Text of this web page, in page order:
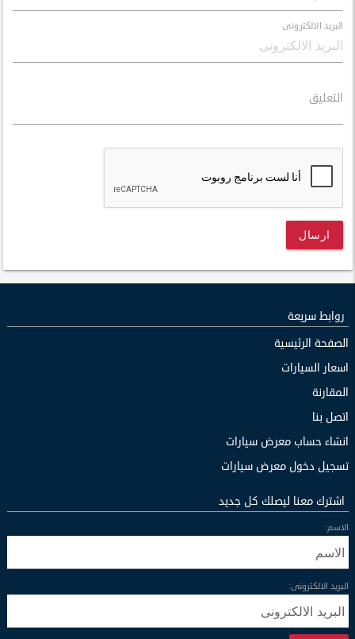
البريد الالكترونى
التعليق
ارسال
روابط سريعة
الصفحة الرئيسية
اسعار السيارات
المقارنة
اتصل بنا
انشاء حساب معرض سيارات
تسجيل دخول معرض سيارات
اشترك معنا ليصلك كل جديد
الاسم:
البريد الالكترونى: